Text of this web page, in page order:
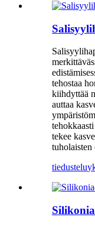
tehostaa
kiihdyttää
auttaa
tekee
tuholaisten
tiedustelu